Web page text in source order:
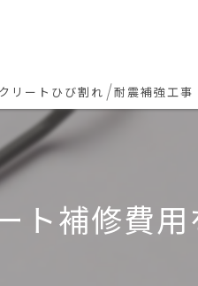
修
ング)
リートひび割れ 耐震補強工事
ト補修費